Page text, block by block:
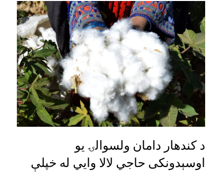
د کندهار دامان ولسوالۍ یو
اوسېدونکی حاجي لالا وايي له خپلې